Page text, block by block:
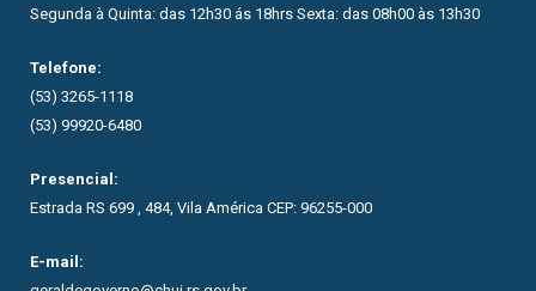
Segunda à Quinta: das 12h30 ás 18hrs Sexta: das 08h00 às 13h30
Telefone:
(53) 3265-1118
(53) 99920-6480
Presencial:
Estrada RS 699 , 484, Vila América CEP: 96255-000
E-mail: